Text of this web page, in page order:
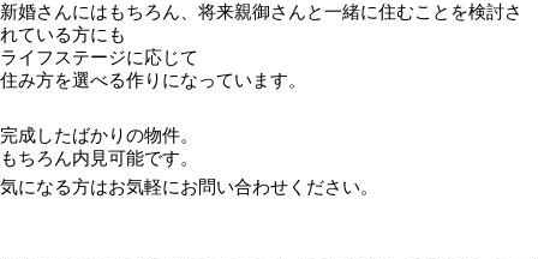
新婚さんにはもちろん、将来親御さんと一緒に住むことを検討さ
れている方にも
ライフステージに応じて
住み方を選べる作りになっています。
完成したばかりの物件。
もちろん内見可能です。
気になる方はお気軽にお問い合わせください。